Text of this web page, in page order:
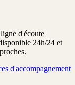
d'écoute
24h/24 et
d'accompagnement